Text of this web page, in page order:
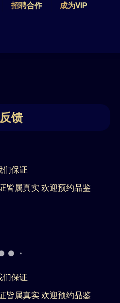
招聘合作 成为VIP
反馈
们保证
皆属真实 欢迎预约品鉴
们保证
皆属真实 欢迎预约品鉴